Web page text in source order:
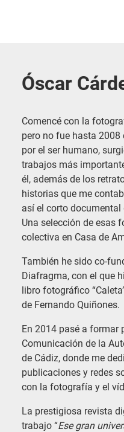
Óscar
Comencé con la
pero no fue hasta
por el ser humano,
trabajos más
él, además de los
historias que me
así el corto
Una selección de esas
colectiva en Casa de
También he sido co-
Diafragma, con el que
libro fotográfico
de Fernando Quiñones.
En 2014 pasé a formar
Comunicación de la
de Cádiz, donde me
publicaciones y redes
con la fotografía y el
La prestigiosa revista
trabajo “Ese gran